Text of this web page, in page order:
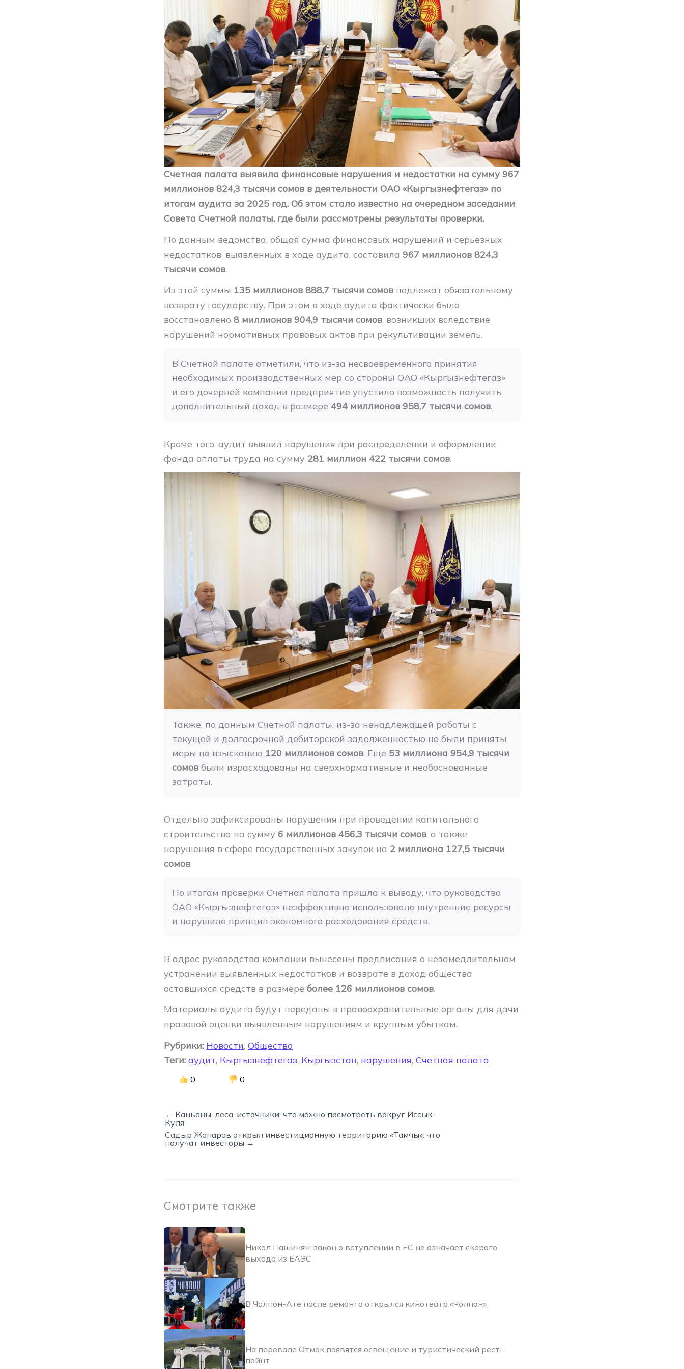
Счетная палата выявила финансовые нарушения и недостатки на сумму 967
миллионов 824,3 тысячи сомов в деятельности ОАО «Кыргызнефтегаз» по
итогам аудита за 2025 год. Об этом стало известно на очередном заседании
Совета Счетной палаты, где были рассмотрены результаты проверки.
По данным ведомства, общая сумма финансовых нарушений и серьезных
недостатков, выявленных в ходе аудита, составила 967 миллионов 824,3
тысячи сомов.
Из этой суммы 135 миллионов 888,7 тысячи сомов подлежат обязательному
возврату государству. При этом в ходе аудита фактически было
восстановлено 8 миллионов 904,9 тысячи сомов, возникших вследствие
нарушений нормативных правовых актов при рекультивации земель.
В Счетной палате отметили, что из-за несвоевременного принятия
необходимых производственных мер со стороны ОАО «Кыргызнефтегаз»
и его дочерней компании предприятие упустило возможность получить
дополнительный доход в размере 494 миллионов 958,7 тысячи сомов.
Кроме того, аудит выявил нарушения при распределении и оформлении
фонда оплаты труда на сумму 281 миллион 422 тысячи сомов.
Также, по данным Счетной палаты, из-за ненадлежащей работы с
текущей и долгосрочной дебиторской задолженностью не были приняты
меры по взысканию 120 миллионов сомов. Еще 53 миллиона 954,9 тысячи
сомов были израсходованы на сверхнормативные и необоснованные
затраты.
Отдельно зафиксированы нарушения при проведении капитального
строительства на сумму 6 миллионов 456,3 тысячи сомов, а также
нарушения в сфере государственных закупок на 2 миллиона 127,5 тысячи
сомов.
По итогам проверки Счетная палата пришла к выводу, что руководство
ОАО «Кыргызнефтегаз» неэффективно использовало внутренние ресурсы
и нарушило принцип экономного расходования средств.
В адрес руководства компании вынесены предписания о незамедлительном
устранении выявленных недостатков и возврате в доход общества
оставшихся средств в размере более 126 миллионов сомов.
Материалы аудита будут переданы в правоохранительные органы для дачи
правовой оценки выявленным нарушениям и крупным убыткам.
Рубрики: Новости, Общество
Теги: аудит, Кыргызнефтегаз, Кыргызстан, нарушения, Счетная палата
0 0
← Каньоны, леса, источники: что можно посмотреть вокруг Иссык-
Куля
Садыр Жапаров открыл инвестиционную территорию «Тамчы»: что
получат инвесторы →
Смотрите также
Никол Пашинян: закон о вступлении в ЕС не означает скорого
выхода из ЕАЭС
В Чолпон-Ате после ремонта открылся кинотеатр «Чолпон»
На перевале Отмок появятся освещение и туристический рест-
пойнт